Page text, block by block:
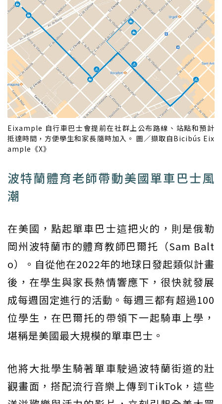
Eixample 自行車巴士會提前在社群上公布路線、站點和預計
抵達時間，方便學生和家長隨時加入。 圖／擷取自Bicibús Eix
ample《X》
波特蘭體育老師帶動美國單車巴士風
潮
在美國，點起單車巴士這把火的，則是俄勒
岡州波特蘭市的體育教師巴爾托（Sam Balt
o）。自從他在2022年的地球日發起類似計畫
後，在學生與家長熱情響應下，很快就發展
成每週固定進行的活動。每週三都有超過100
位學生，在巴爾托的帶領下一起騎車上學，
堪稱是美國最大規模的單車巴士。
他將大批學生騎著單車駛過波特蘭街道的壯
觀畫面，搭配流行音樂上傳到TikTok，這些